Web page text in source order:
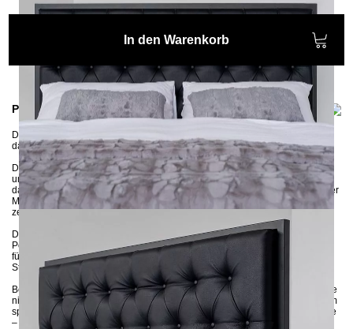
In den Warenkorb
Produktinformationen
Das Metallbett EKON ist eine modifizierte Version des Bettes SIMPLEX,
daswir um einen Kopfteil erweitert haben. Für den optimalen Sitzkomfort.
Das Bett wird aus 3x3 cm Stahlprofilen in Handarbeit gefertigt und
umweltschonend pulverbeschichtet. Die breiten Seitenleisten sorgen dafür,
dass die Matratze ganz fest im Gestell sitzt und eine zusätzliche Stütze in der
Mitte des Bettes sorgt für noch mehr Stabilität. Das stabile Metallgestell wird
zerlegt an Sie geliefert und kann ganz einfach zusammengebaut werden.
Das gesteppte Bettkopfteil besteht aus stabiler MDF-Platte und einer
Polsterung aus hochelastischem Schaumstoff, der eine komfortable Stütze
für den Rücken bietet. Das Kopfteil ist entweder in einem weichen
Strukturstoff oder in elegantem Velours erhältlich.
Bei Fragen zur Farbwahl stehen wir Ihnen gerne zur Verfügung – zögern Sie
nicht, uns nach Farbmustern zu fragen! Wenn Sie auf der Suche nach einem
speziellen Stoff wie Bouclé oder ähnlichem sind, kontaktieren Sie uns gerne
– wir senden Ihnen die passenden Stoffproben zu